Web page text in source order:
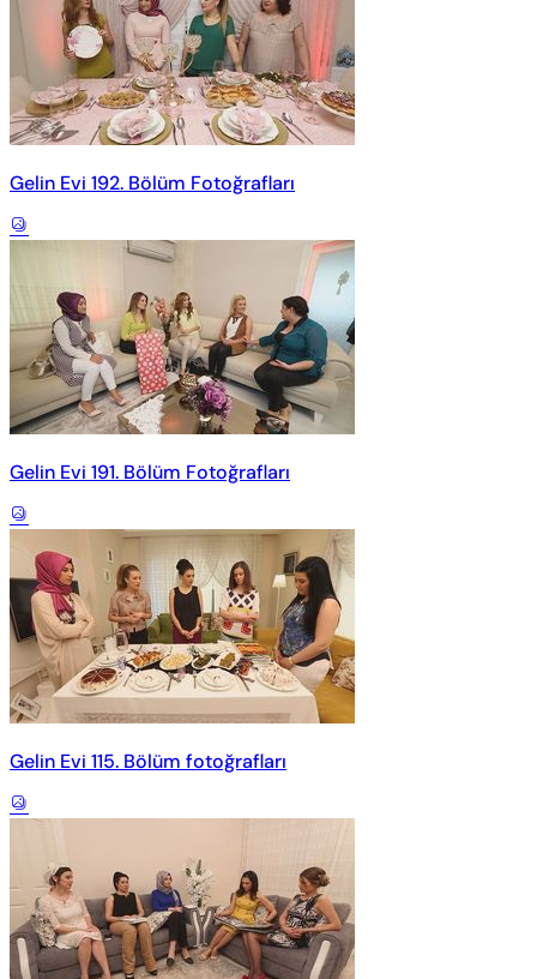
Gelin Evi 192. Bölüm Fotoğrafları
Gelin Evi 191. Bölüm Fotoğrafları
Gelin Evi 115. Bölüm fotoğrafları